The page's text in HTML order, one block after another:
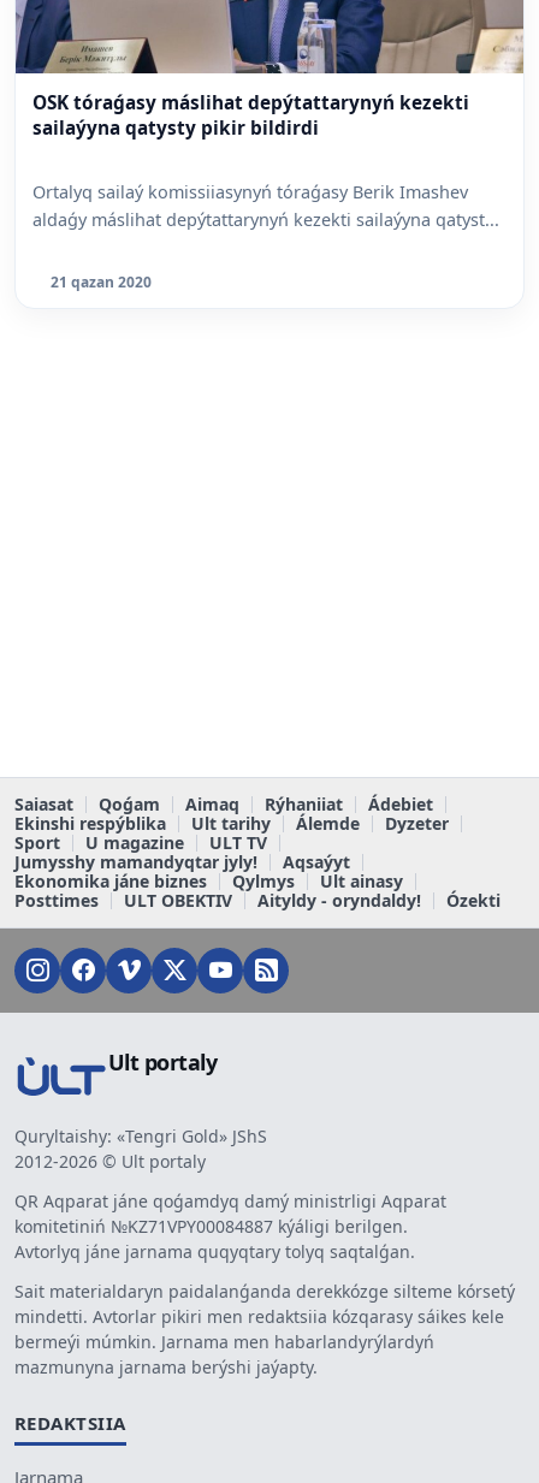
OSK tóraǵasy máslihat depýtattarynyń kezekti
sailaýyna qatysty pikir bildirdi
Ortalyq sailaý komissiiasynyń tóraǵasy Berik Imashev
aldaǵy máslihat depýtattarynyń kezekti sailaýyna qatyst...
21 qazan 2020
Saiasat Qoǵam Aimaq Rýhaniiat
Ádebiet
Ekinshi respýblika
Ult tarihy Álemde
Dyzeter
Sport
U magazine
ULT TV
Jumysshy mamandyqtar jyly!
Aqsaýyt
Ekonomika jáne biznes
Qylmys
Ult ainasy
Posttimes
ULT OBEKTIV Aityldy - oryndaldy! Ózekti
Ult portaly
Quryltaishy: «Tengri Gold» JShS
2012-2026 © Ult portaly
QR Aqparat jáne qoǵamdyq damý ministrligi Aqparat
komitetiniń №KZ71VPY00084887 kýáligi berilgen.
Avtorlyq jáne jarnama quqyqtary tolyq saqtalǵan.
Sait materialdaryn paidalanǵanda derekkózge silteme kórsetý
mindetti. Avtorlar pikiri men redaktsiia kózqarasy sáikes kele
bermeýi múmkin. Jarnama men habarlandyrýlardyń
mazmunyna jarnama berýshi jaýapty.
REDAKTSIIA
Jarnama